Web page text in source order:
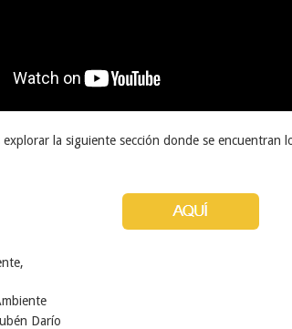
explorar la siguiente sección donde se encuentran
Darío